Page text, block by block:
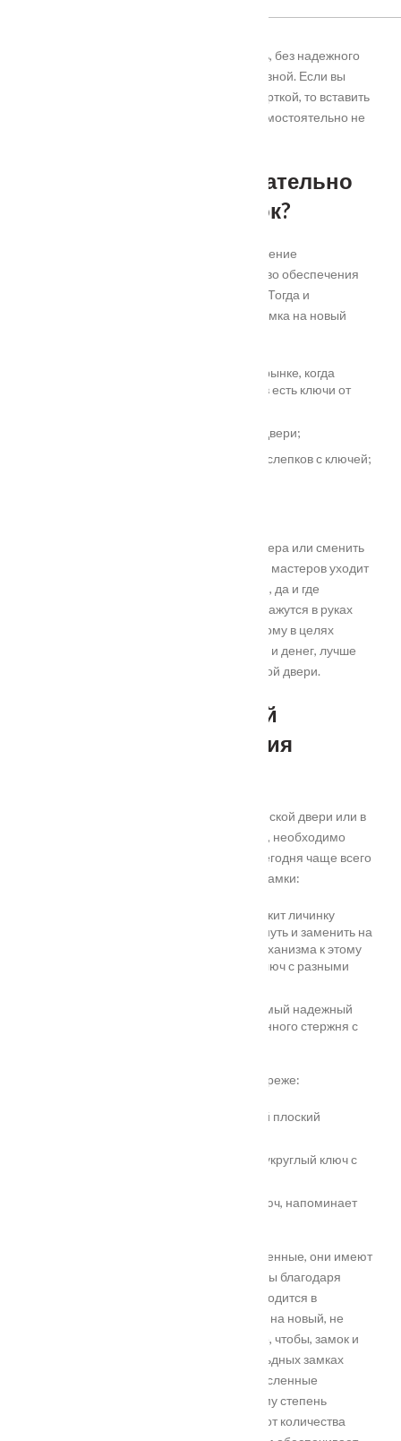
Какой бы прочной не была входная дверь, без надежного
запорного механизма она будет бесполезной. Если вы
умеете пользоваться обыкновенной отверткой, то вставить
поменять замок на входной двери самостоятельно не
В каких ситуациях желательно
сменить дверной замок?
Функция запорного механизма – обеспечение
безопасности. Но в ряде ситуаций качество обеспечения
данной функции ставится под сомнение. Тогда и
необходима скорейшая смена старого замка на новый
переезд в новое жилье на вторичном рынке, когда
существует риск, что у старых жильцов есть ключи от
кража или потеря ключей от входной двери;
замечена попытка взлома или снятия слепков с ключей;
В любой из ситуаций можно вызвать мастера или сменить
замок самостоятельно. Однако на поиски мастеров уходит
время, за их работу нужно платить деньги, да и где
гарантия, что ключи от нового замка не окажутся в руках
третьих не совсем порядочных лиц. Поэтому в целях
безопасности, а также экономии времени и денег, лучше
своими силами поменять замки на входной двери.
Как выбрать надежный
механизм для запирания
заменить замок в металлической двери или в
любом другом виде дверной конструкции, необходимо
определить тип запорного механизма. Сегодня чаще всего
используют цилиндровые и сувальдные замки:
цилиндровый или английский – содержит личинку
(сердцевину), которую очень легко вынуть и заменить на
новую. Принадлежность запорного механизма к этому
виду подскажет небольшой плоский ключ с разными
сувальдный – это более сложный и самый надежный
механизм. Ключ к нему имеет вид длинного стержня с
Другие запорные системы используются реже:
ригельный замок – у него характерный плоский
дисковый замок – имеет короткий полукруглый ключ с
крестообразный механизм – у него ключ, напоминает
Цилиндровые замки, самые распространенные, они имеют
неплохую степень защиты и востребованы благодаря
удобству эксплуатации. Секрет замка находится в
сердцевина механизма и легко меняется на новый, не
Важно только, чтобы, замок и
сердечник подходили друг другу. В сувальдных замках
запирающим элементом служат многочисленные
пластины с фигурными вырезами, поэтому степень
безопасности такого механизма зависит от количества